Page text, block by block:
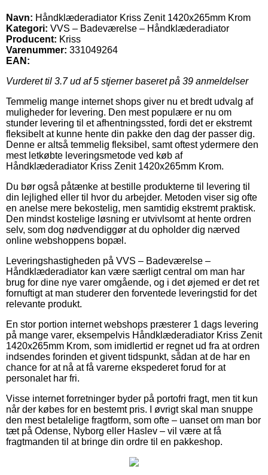
Navn: Håndklæderadiator Kriss Zenit 1420x265mm Krom
Kategori: VVS – Badeværelse – Håndklæderadiator
Producent: Kriss
Varenummer: 331049264
EAN:
Vurderet til 3.7ud af 5 stjerner baseret på 39 anmeldelser
Temmelig mange internet shops giver nu et bredt udvalg af
muligheder for levering. Den mest populære er nu om
stunder levering til et afhentningssted, fordi det er ekstremt
fleksibelt at kunne hente din pakke den dag der passer dig.
Denne er altså temmelig fleksibel, samt oftest ydermere den
mest letkøbte leveringsmetode ved køb af
Håndklæderadiator Kriss Zenit 1420x265mm Krom.
Du bør også påtænke at bestille produkterne til levering til
din lejlighed eller til hvor du arbejder. Metoden viser sig ofte
en anelse mere bekostelig, men samtidig ekstremt praktisk.
Den mindst kostelige løsning er utvivlsomt at hente ordren
selv, som dog nødvendiggør at du opholder dig nærved
online webshoppens bopæl.
Leveringshastigheden på VVS – Badeværelse –
Håndklæderadiator kan være særligt central om man har
brug for dine nye varer omgående, og i det øjemed er det ret
fornuftigt at man studerer den forventede leveringstid for det
relevante produkt.
En stor portion internet webshops præsterer 1 dags levering
på mange varer, eksempelvis Håndklæderadiator Kriss Zenit
1420x265mm Krom, som imidlertid er regnet ud fra at ordren
indsendes forinden et givent tidspunkt, sådan at de har en
chance for at nå at få varerne ekspederet forud for at
personalet har fri.
Visse internet forretninger byder på portofri fragt, men tit kun
når der købes for en bestemt pris. I øvrigt skal man snuppe
den mest betalelige fragtform, som ofte – uanset om man bor
tæt på Odense, Nyborg eller Haslev – vil være at få
fragtmanden til at bringe din ordre til en pakkeshop.